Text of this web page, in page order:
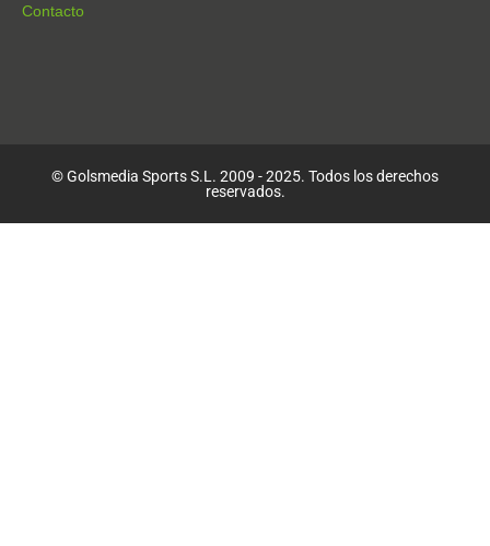
Contacto
© Golsmedia Sports S.L. 2009 - 2025. Todos los derechos
reservados.